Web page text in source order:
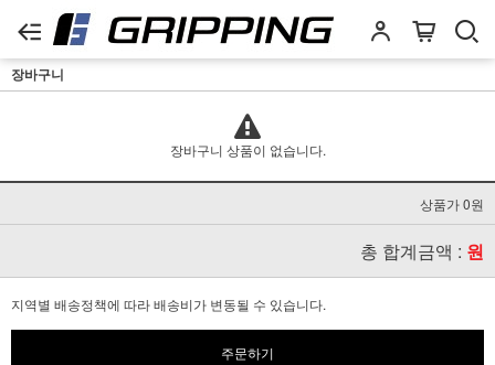
장바구니
장바구니 상품이 없습니다.
상품가 0원
총 합계금액 : 원
지역별 배송정책에 따라 배송비가 변동될 수 있습니다.
주문하기